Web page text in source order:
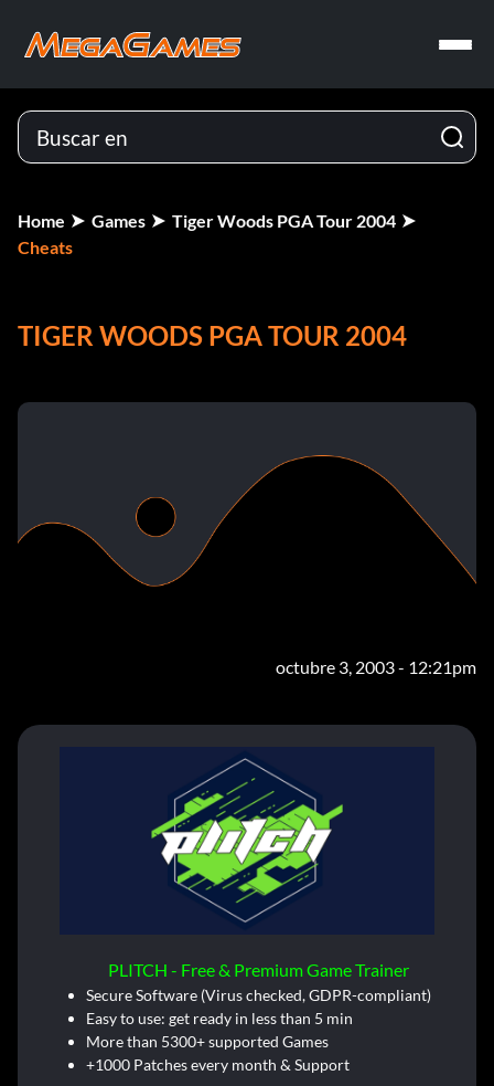
Home Games
Tiger Woods PGA Tour 2004
Cheats
TIGER WOODS PGA TOUR 2004
octubre 3, 2003 - 12:21pm
PLITCH - Free & Premium Game Trainer
Secure Software (Virus checked, GDPR-compliant)
Easy to use: get ready in less than 5 min
More than 5300+ supported Games
+1000 Patches every month & Support